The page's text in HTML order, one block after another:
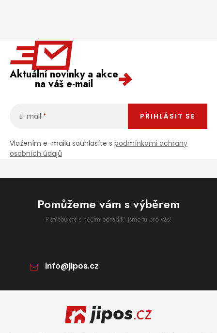
Aktuální novinky a akce
na váš e-mail
E-mail
Vložením e-mailu souhlasíte s podmínkami ochrany
osobních údajů
PŘIHLÁSIT SE
Pomůžeme vám s výběrem
Potřebujete s něčím poradit? Jsme tu pro vás!
info@jipos.cz
Zápatí